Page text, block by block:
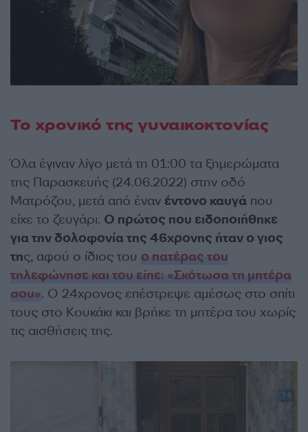
Το χρονικό της γυναικοκτονίας
Όλα έγιναν λίγο μετά τη 01:00 τα ξημερώματα
της Παρασκευής (24.06.2022) στην οδό
Ματρόζου, μετά από έναν έντονο καυγά που
είχε το ζευγάρι. Ο πρώτος που ειδοποιήθηκε
για την δολοφονία της 46χρονης ήταν ο γιος
της, αφού ο ίδιος του ο πατέρας του
τηλεφώνησε και του είπε: «Σκότωσα τη μητέρα
σου». Ο 24χρονος επέστρεψε αμέσως στο σπίτι
τους στο Κουκάκι και βρήκε τη μητέρα του χωρίς
τις αισθήσεις της.